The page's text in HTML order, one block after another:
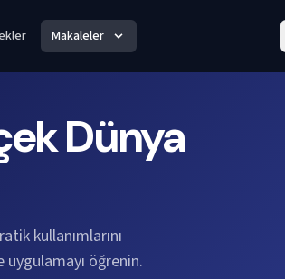
Makaleler
Dünya
kullanımlarını
öğrenin.